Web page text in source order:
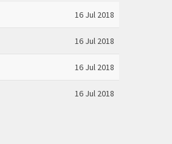
16 Jul 2018
16 Jul 2018
16 Jul 2018
16 Jul 2018